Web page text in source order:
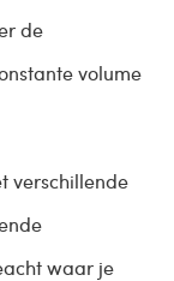
de
volume
verschillende
waar je